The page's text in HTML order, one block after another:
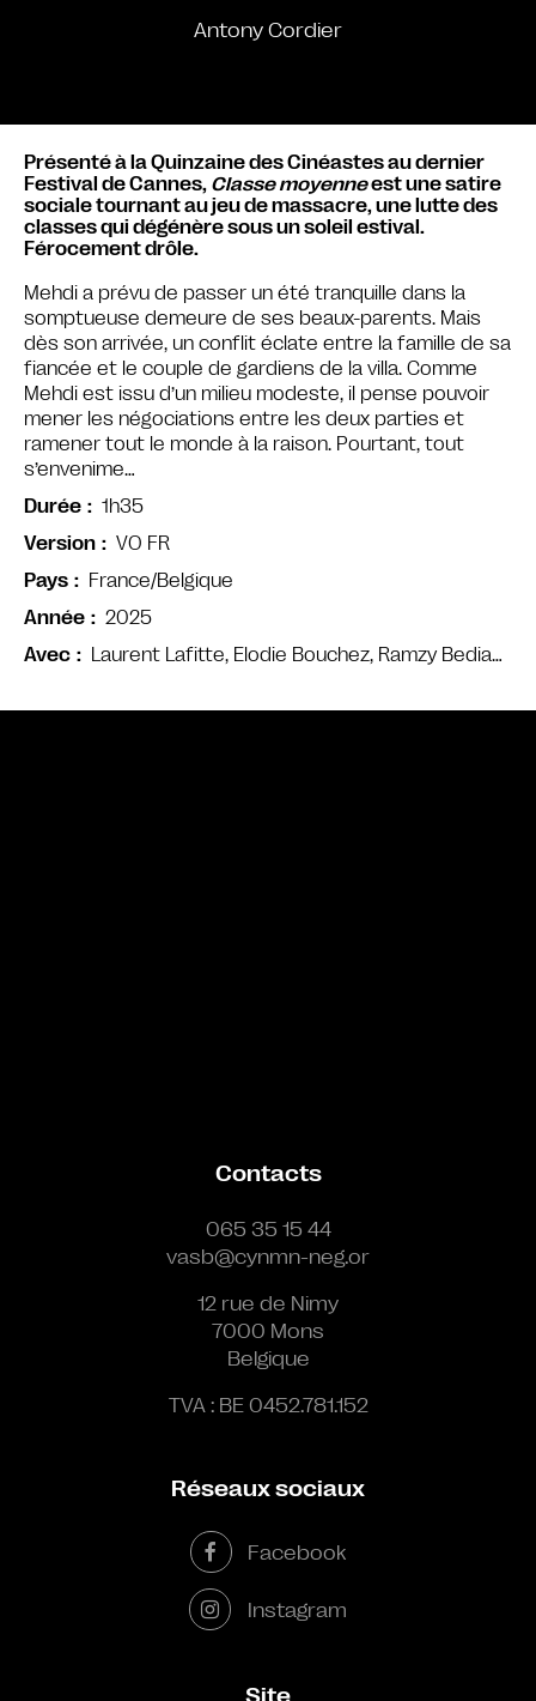
Antony Cordier
Avec Laurent Lafitte, Elodie Bouchez, Ramzy Bedia…
Présenté à la Quinzaine des Cinéastes au dernier
Festival de Cannes, Classe moyenneest une satire
sociale tournant au jeu de massacre, une lutte des
classes qui dégénère sous un soleil estival.
Férocement drôle.
Mehdi a prévu de passer un été tranquille dans la
somptueuse demeure de ses beaux-parents. Mais
dès son arrivée, un conflit éclate entre la famille de sa
fiancée et le couple de gardiens de la villa. Comme
Mehdi est issu d’un milieu modeste, il pense pouvoir
mener les négociations entre les deux parties et
ramener tout le monde à la raison. Pourtant, tout
s’envenime…
Durée
1h35
Version
VO FR
Pays
France/Belgique
Année
2025
Contacts
065 35 15 44
vasb@cynmn-neg.or
12 rue de Nimy
7000 Mons
Belgique
TVA : BE 0452.781.152
Réseaux sociaux
Facebook
Instagram